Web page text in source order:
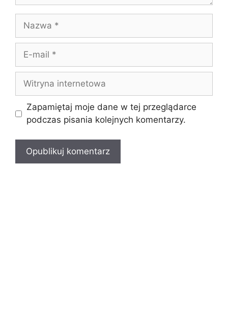
Nazwa
Witryna
internetowa
Zapamiętaj moje dane w tej przeglądarce
podczas pisania kolejnych komentarzy.